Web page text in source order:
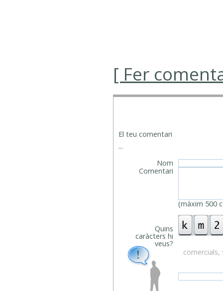
[ Fer
El teu comentari
...
Nom
Comentari
(màxim 500
Quins
caràcters hi
veus?
comercials,